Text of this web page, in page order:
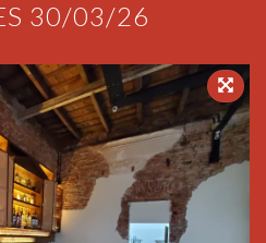
30/03/26